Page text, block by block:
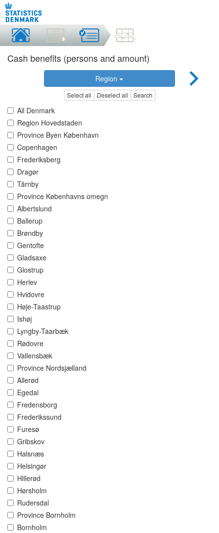
Cash benefits (persons and amount)
Region
Select all Deselect all Search
All Denmark
Region Hovedstaden
Province Byen København
Copenhagen
Frederiksberg
Dragør
Tårnby
Province Københavns omegn
Albertslund
Ballerup
Brøndby
Gentofte
Gladsaxe
Glostrup
Herlev
Hvidovre
Høje-Taastrup
Ishøj
Lyngby-Taarbæk
Rødovre
Vallensbæk
Province Nordsjælland
Allerød
Egedal
Fredensborg
Frederikssund
Furesø
Gribskov
Halsnæs
Helsingør
Hillerød
Hørsholm
Rudersdal
Province Bornholm
Bornholm